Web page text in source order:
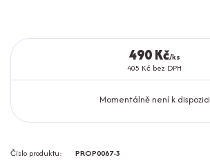
490 Kč/ks
405 Kč bez DPH
Momentálně není k dispozici
Číslo produktu:
PROP0067-3